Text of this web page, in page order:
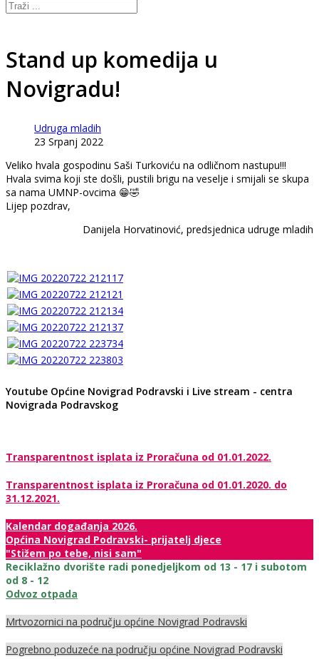
Stand up komedija u
Novigradu!
Udruga mladih
23 Srpanj 2022
Veliko hvala gospodinu Saši Turkoviću na odličnom nastupu!!!
Hvala svima koji ste došli, pustili brigu na veselje i smijali se skupa
sa nama UMNP-ovcima 😁🤣
Lijep pozdrav,
Danijela Horvatinović, predsjednica udruge mladih
Youtube Općine Novigrad Podravski i Live stream - centra
Novigrada Podravskog
Transparentnost isplata iz Proračuna od 01.01.2022.
Transparentnost isplata iz Proračuna od 01.01.2020. do
31.12.2021.
Kalendar događanja 2026.
Općina Novigrad Podravski- prijatelj djece
"Stižem po tebe, nisi sam"
Reciklažno dvorište radi ponedjeljkom od 13 - 17 i subotom
od 8 - 12
Odvoz otpada
Mrtvozornici na području općine Novigrad Podravski
Pogrebno poduzeće na području općine Novigrad Podravski